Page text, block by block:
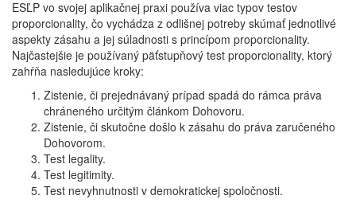
ESĽP vo svojej aplikačnej praxi používa viac typov testov
proporcionality, čo vychádza z odlišnej potreby skúmať jednotlivé
aspekty zásahu a jej súladnosti s princípom proporcionality.
Najčastejšie je používaný päťstupňový test proporcionality, ktorý
zahŕňa nasledujúce kroky:
Zistenie, či prejednávaný prípad spadá do rámca práva
chráneného určitým článkom Dohovoru.
Zistenie, či skutočne došlo k zásahu do práva zaručeného
Dohovorom.
Test legality.
Test legitimity.
Test nevyhnutnosti v demokratickej spoločnosti.